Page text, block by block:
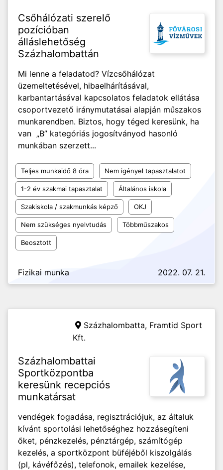
Csőhálózati szerelő
pozícióban
álláslehetőség
Százhalombattán
Mi lenne a feladatod? Vízcsőhálózat
üzemeltetésével, hibaelhárításával,
karbantartásával kapcsolatos feladatok ellátása
csoportvezető iránymutatásai alapján műszakos
munkarendben. Biztos, hogy téged keresünk, ha
van „B” kategóriás jogosítványod hasonló
munkában szerzett...
Teljes munkaidő 8 óra Nem igényel tapasztalatot
1-2 év szakmai tapasztalat Általános iskola
Szakiskola / szakmunkás képző OKJ
Nem szükséges nyelvtudás Többműszakos
Beosztott
Fizikai munka 2022. 07. 21.
Százhalombatta, Framtid Sport
Kft.
Százhalombattai
Sportközpontba
keresünk recepciós
munkatársat
vendégek fogadása, regisztrációjuk, az általuk
kívánt sportolási lehetőséghez hozzásegíteni
őket, pénzkezelés, pénztárgép, számítógép
kezelés, a sportközpont büféjéből kiszolgálás
(pl, kávéfőzés), telefonok, emailek kezelése,